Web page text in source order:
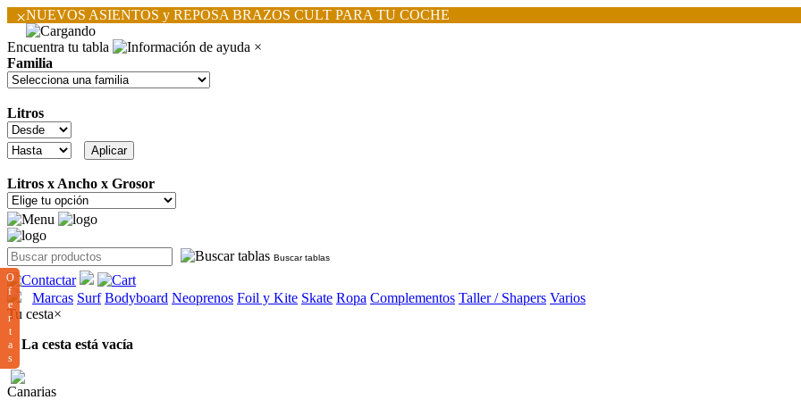
×NUEVOS ASIENTOS y REPOSA BRAZOS CULT PARA TU COCHE
Encuentra tu tabla
×
Familia
Litros
Litros x Ancho x Grosor
Buscar tablas
Marcas Surf Bodyboard Neoprenos Foil y Kite Skate Ropa Complementos Taller / Shapers Varios
O
f
e
r
t
a
s
Tu cesta×
La cesta está vacía
Canarias